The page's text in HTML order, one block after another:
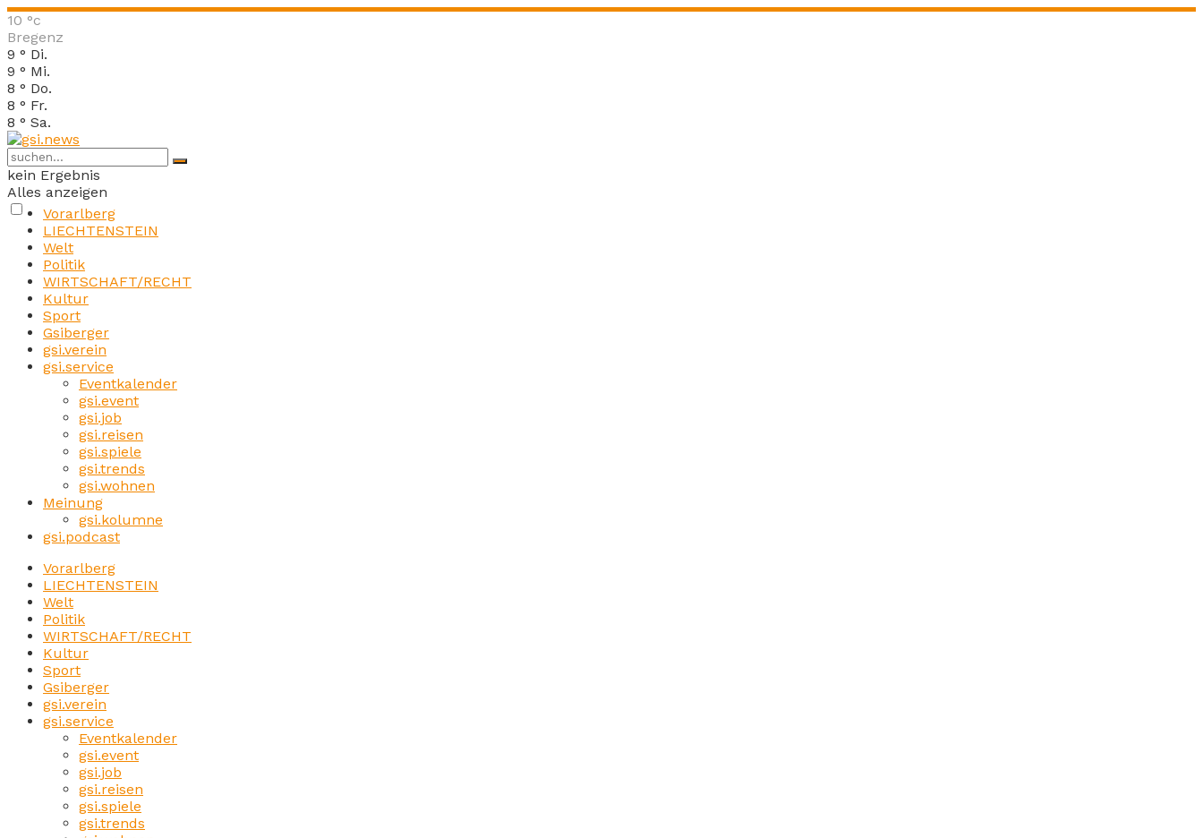
10 °c
Bregenz
9 ° Di.
9 ° Mi.
8 ° Do.
8 ° Fr.
8 ° Sa.
kein Ergebnis
Alles anzeigen
Vorarlberg
LIECHTENSTEIN
Welt
Politik
WIRTSCHAFT/RECHT
Kultur
Sport
Gsiberger
gsi.verein
gsi.service
Eventkalender
gsi.event
gsi.job
gsi.reisen
gsi.spiele
gsi.trends
gsi.wohnen
Meinung
gsi.kolumne
gsi.podcast
Vorarlberg
LIECHTENSTEIN
Welt
Politik
WIRTSCHAFT/RECHT
Kultur
Sport
Gsiberger
gsi.verein
gsi.service
Eventkalender
gsi.event
gsi.job
gsi.reisen
gsi.spiele
gsi.trends